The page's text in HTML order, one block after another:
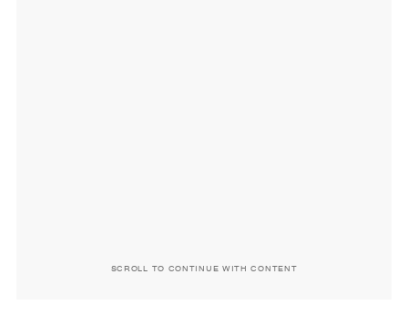
SCROLL TO CONTINUE WITH CONTENT